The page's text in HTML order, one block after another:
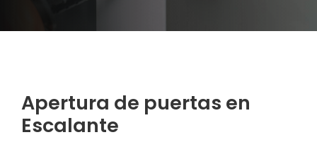
Apertura de puertas en
Escalante